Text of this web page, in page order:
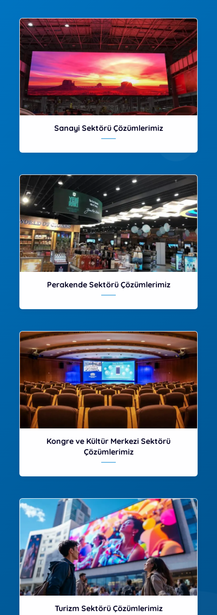
Sanayi Sektörü Çözümlerimiz
Perakende Sektörü Çözümlerimiz
Kongre ve Kültür Merkezi Sektörü
Çözümlerimiz
Turizm Sektörü Çözümlerimiz